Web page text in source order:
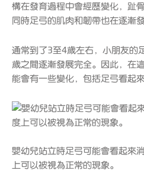
構在發育過程中會經歷變化，趾
同時足弓的肌肉和韌帶也在逐漸
通常到了3至4歲左右，小朋友的
歲之間逐漸發展完全。因此，在
能會有一些變化，包括足弓看起
嬰幼兒站立時足弓可能會看起來
上可以被視為正常的現象。